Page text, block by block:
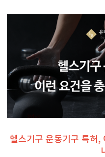
헬스기구 운동기구 특허,